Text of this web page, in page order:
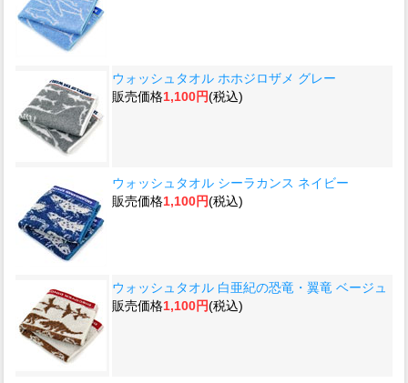
ウォッシュタオル ホホジロザメ グレー
販売価格1,100円(税込)
ウォッシュタオル シーラカンス ネイビー
販売価格1,100円(税込)
ウォッシュタオル 白亜紀の恐竜・翼竜 ベージュ
販売価格1,100円(税込)